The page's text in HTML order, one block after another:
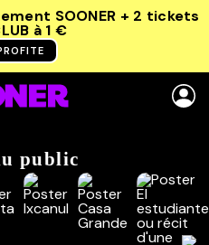
SOONER + 2 tickets
à 1 €
public